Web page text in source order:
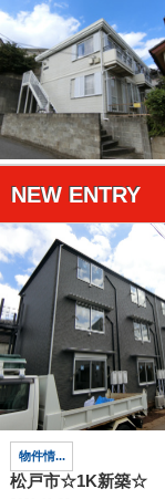
NEW ENTRY
物件情...
松戸市☆1K新築☆